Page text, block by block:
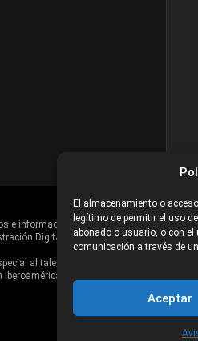
El almacenamiento o
legítimo de permitir el uso
abonado o usuario, o con
comunicación a través de
Aceptar
e información en general de
Digital.
al talento, estudios,